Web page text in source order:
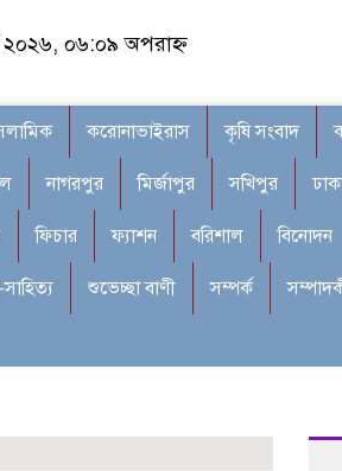
২০২৬, ০৬:০৯ অপরাহ্ন
করোনাভাইরাস কৃষি সংবাদ
নাগরপুর মির্জাপুর সখিপুর
ফিচার ফ্যাশন বরিশাল বিনোদন
শুভেচ্ছা বাণী সম্পর্ক